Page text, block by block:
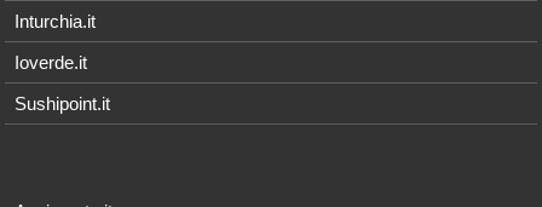
Inturchia.it
Ioverde.it
Sushipoint.it